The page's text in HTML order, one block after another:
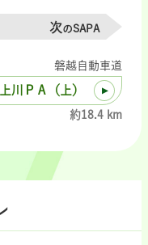
次のSAPA
磐越自動車道
上川ＰＡ（上）
約18.4 km